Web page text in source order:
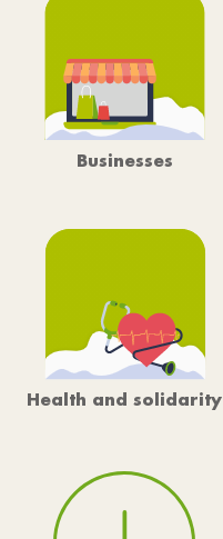
Businesses
Health and solidarity